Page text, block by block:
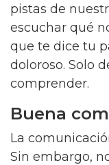
pistas de
escuchar qué
que te dice tu
doloroso. Solo
comprender.
Buena
La
Sin embargo,